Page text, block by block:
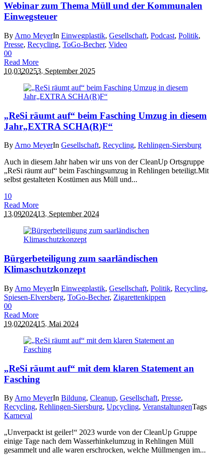
Webinar zum Thema Müll und der Kommunalen
Einwegsteuer
By Arno MeyerIn Einwegplastik, Gesellschaft, Podcast, Politik,
Presse, Recycling, ToGo-Becher, Video
00
Read More
10.0320253. September 2025
„ReSi räumt auf“ beim Fasching Umzug in diesem
Jahr„EXTRA SCHA(R)F“
ByArno MeyerIn Gesellschaft, Recycling, Rehlingen-Siersburg
Auch in diesem Jahr haben wir uns von der CleanUp Ortsgruppe
„ReSi räumt auf“ beim Faschingsumzug in Rehlingen beteiligt.Mit
selbst gestalteten Kostümen aus Müll und...
10
Read More
13.09202413. September 2024
Bürgerbeteiligung zum saarländischen
Klimaschutzkonzept
By Arno MeyerIn Einwegplastik, Gesellschaft, Politik, Recycling,
Spiesen-Elversberg, ToGo-Becher, Zigarettenkippen
00
Read More
19.02202415. Mai 2024
„ReSi räumt auf“ mit dem klaren Statement an
Fasching
By Arno MeyerIn Bildung, Cleanup, Gesellschaft, Presse,
Recycling, Rehlingen-Siersburg, Upcycling, VeranstaltungenTags
Karneval
„Unverpackt ist geiler!“ 2023 wurde von der CleanUp Gruppe
einige Tage nach dem Wasserhinkelumzug in Rehlingen Müll
gesammelt und alle waren erschrocken, welche Müllmengen im...